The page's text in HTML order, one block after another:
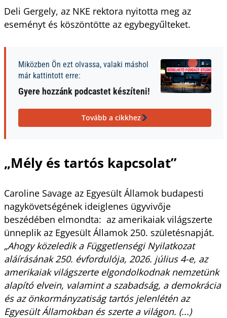
Deli Gergely, az NKE rektora nyitotta meg az
eseményt és köszöntötte az egybegyűlteket.
Miközben Ön ezt olvassa, valaki máshol
már kattintott erre:
Gyere hozzánk podcastet készíteni!
Tovább a cikkhez
„Mély és tartós kapcsolat”
Caroline Savage az Egyesült Államok budapesti
nagykövetségének ideiglenes ügyvivője
beszédében elmondta: az amerikaiak világszerte
ünneplik az Egyesült Államok 250. születésnapját.
„Ahogy közeledik a Függetlenségi Nyilatkozat
aláírásának 250. évfordulója, 2026. július 4-e, az
amerikaiak világszerte elgondolkodnak nemzetünk
alapító elvein, valamint a szabadság, a demokrácia
és az önkormányzatiság tartós jelenlétén az
Egyesült Államokban és szerte a világon. (...)